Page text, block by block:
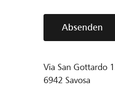
Absenden
Via San Gottardo
6942 Savosa